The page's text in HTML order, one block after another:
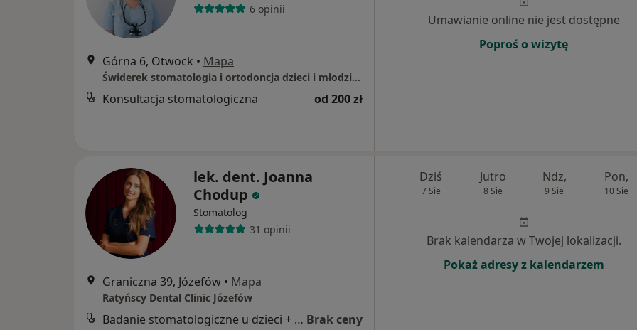
6 opinii
Górna 6, Otwock • Mapa
Świderek stomatologia i ortodoncja dzieci i młodzieży Otwock
Konsultacja stomatologiczna od 200 zł
Umawianie online nie jest dostępne
Poproś o wizytę
lek. dent. Joanna
Chodup
Stomatolog
31 opinii
Graniczna 39, Józefów • Mapa
Ratyńscy Dental Clinic Józefów
Badanie stomatologiczne u dzieci + plan leczenia + wizyta adaptacyjna Brak ceny
Dziś
7 Sie
Jutro
8 Sie
Ndz,
9 Sie
Pon,
10 Sie
Brak kalendarza w Twojej lokalizacji.
Pokaż adresy z kalendarzem